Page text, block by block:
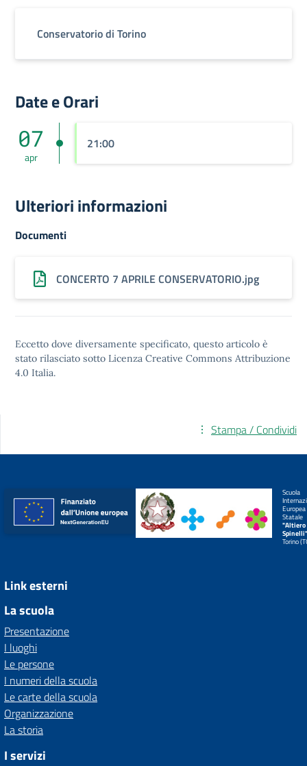
Conservatorio di Torino
Date e Orari
07
apr
21:00
Ulteriori informazioni
Documenti
CONCERTO 7 APRILE CONSERVATORIO.jpg
Eccetto dove diversamente specificato, questo articolo è
stato rilasciato sotto Licenza Creative Commons Attribuzione
4.0 Italia.
Stampa / Condividi
Scuola
Europea
Statale
"Altiero
Torino
Link esterni
La scuola
Presentazione
I luoghi
Le persone
I numeri della scuola
Le carte della scuola
Organizzazione
La storia
I servizi